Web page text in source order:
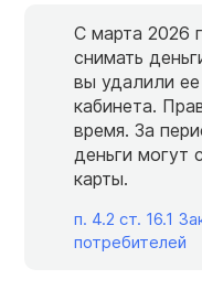
С марта 2026
снимать
вы удалили ее
кабинета.
время. За
деньги могут
карты.
п. 4.2 ст. 16.1
потребителей